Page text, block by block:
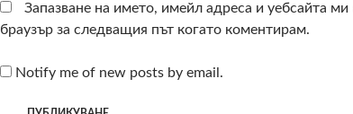
Запазване на името, имейл адреса и уебсайта ми
браузър за следващия път когато коментирам.
Notify me of new posts by email.